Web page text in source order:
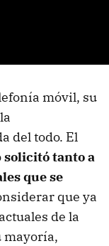
móvil, su
del todo. El
solicitó tanto a
que se
que ya
de la
mayoría,